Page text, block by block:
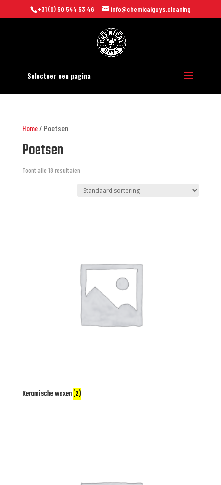
+31 (0) 50 544 53 46 info@chemicalguys.cleaning
Selecteer een pagina
Home/ Poetsen
Poetsen
Toont alle 18 resultaten
Keramische waxen(2)